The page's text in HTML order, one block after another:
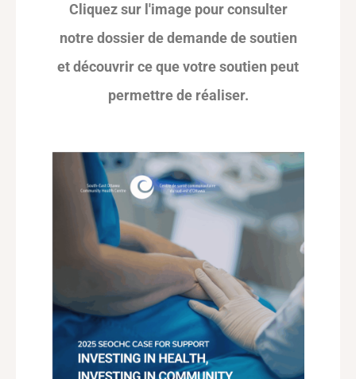
Cliquez sur l'image pour consulter
notre dossier de demande de soutien
et découvrir ce que votre soutien peut
permettre de réaliser.